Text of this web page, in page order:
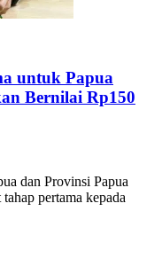
untuk Papua
Bernilai Rp150
dan Provinsi Papua
pertama kepada